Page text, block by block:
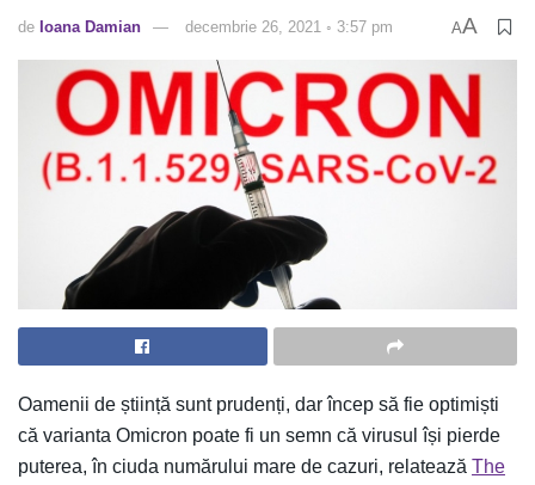
de Ioana Damian decembrie 26, 2021 ◦ 3:57 pm AA
Oamenii de știință sunt prudenți, dar încep să fie optimiști
că varianta Omicron poate fi un semn că virusul își pierde
puterea, în ciuda numărului mare de cazuri, relatează The